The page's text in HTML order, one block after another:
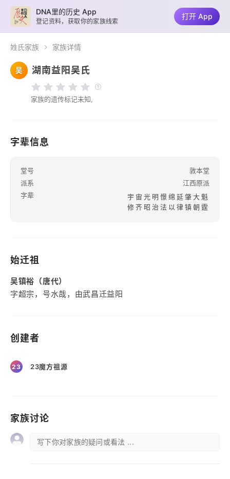
姓氏家族 家族详情
吴 湖南益阳吴氏
家族的遗传标记未知,
字辈信息
堂号
敦本堂
派系
江西原派
字辈
宇宙光明憬绵延肇大魁
修齐昭治法以律镇朝霆
始迁祖
吴镇裕（唐代）
字超宗，号水哉，由武昌迁益阳
创建者
23 23魔方祖源
家族讨论
写下你对家族的疑问或看法 ...
DNA里的历史 App
登记资料，获取你的家族线索
打开 App